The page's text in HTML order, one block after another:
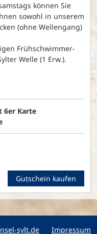
können Sie
sowohl in unserem
(ohne Wellengang)
Frühschwimmer-
Welle (1 Erw.).
6er Karte
Gutschein kaufen
sylt.de Impressum